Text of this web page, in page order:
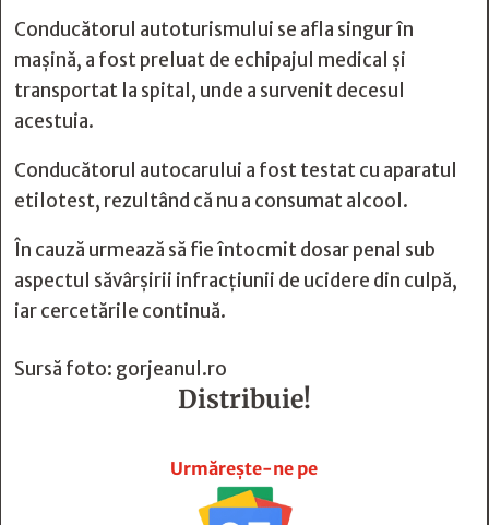
Conducătorul autoturismului se afla singur în
mașină, a fost preluat de echipajul medical și
transportat la spital, unde a survenit decesul
acestuia.
Conducătorul autocarului a fost testat cu aparatul
etilotest, rezultând că nu a consumat alcool.
În cauză urmează să fie întocmit dosar penal sub
aspectul săvârșirii infracțiunii de ucidere din culpă,
iar cercetările continuă.
Sursă foto: gorjeanul.ro
Distribuie!
Urmărește-ne pe